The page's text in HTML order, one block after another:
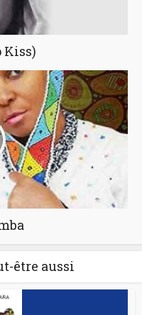
Kiss)
être aussi